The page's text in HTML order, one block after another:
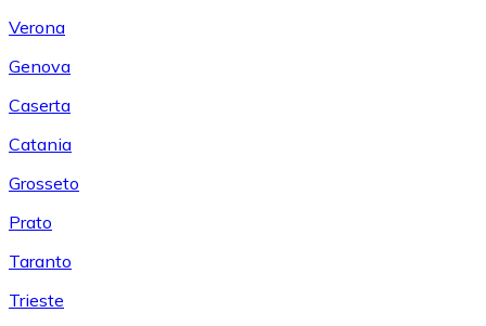
Verona
Genova
Caserta
Catania
Grosseto
Prato
Taranto
Trieste